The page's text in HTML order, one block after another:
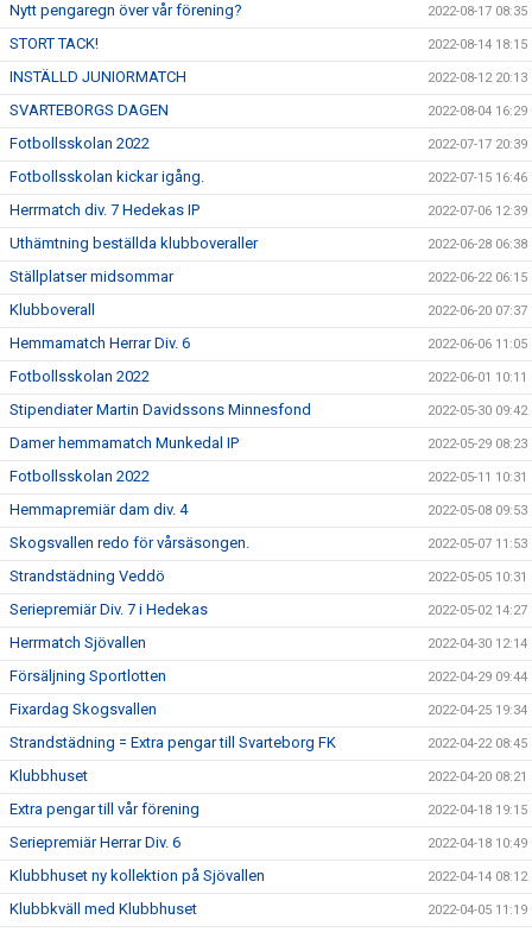
Nytt pengaregn över vår förening? 2022-08-17 08:35
STORT TACK! 2022-08-14 18:15
INSTÄLLD JUNIORMATCH 2022-08-12 20:13
SVARTEBORGS DAGEN 2022-08-04 16:29
Fotbollsskolan 2022 2022-07-17 20:39
Fotbollsskolan kickar igång. 2022-07-15 16:46
Herrmatch div. 7 Hedekas IP 2022-07-06 12:39
Uthämtning beställda klubboveraller 2022-06-28 06:38
Ställplatser midsommar 2022-06-22 06:15
Klubboverall 2022-06-20 07:37
Hemmamatch Herrar Div. 6 2022-06-06 11:05
Fotbollsskolan 2022 2022-06-01 10:11
Stipendiater Martin Davidssons Minnesfond 2022-05-30 09:42
Damer hemmamatch Munkedal IP 2022-05-29 08:23
Fotbollsskolan 2022 2022-05-11 10:31
Hemmapremiär dam div. 4 2022-05-08 09:53
Skogsvallen redo för vårsäsongen. 2022-05-07 11:53
Strandstädning Veddö 2022-05-05 10:31
Seriepremiär Div. 7 i Hedekas 2022-05-02 14:27
Herrmatch Sjövallen 2022-04-30 12:14
Försäljning Sportlotten 2022-04-29 09:44
Fixardag Skogsvallen 2022-04-25 19:34
Strandstädning = Extra pengar till Svarteborg FK 2022-04-22 08:45
Klubbhuset 2022-04-20 08:21
Extra pengar till vår förening 2022-04-18 19:15
Seriepremiär Herrar Div. 6 2022-04-18 10:49
Klubbhuset ny kollektion på Sjövallen 2022-04-14 08:12
Klubbkväll med Klubbhuset 2022-04-05 11:19